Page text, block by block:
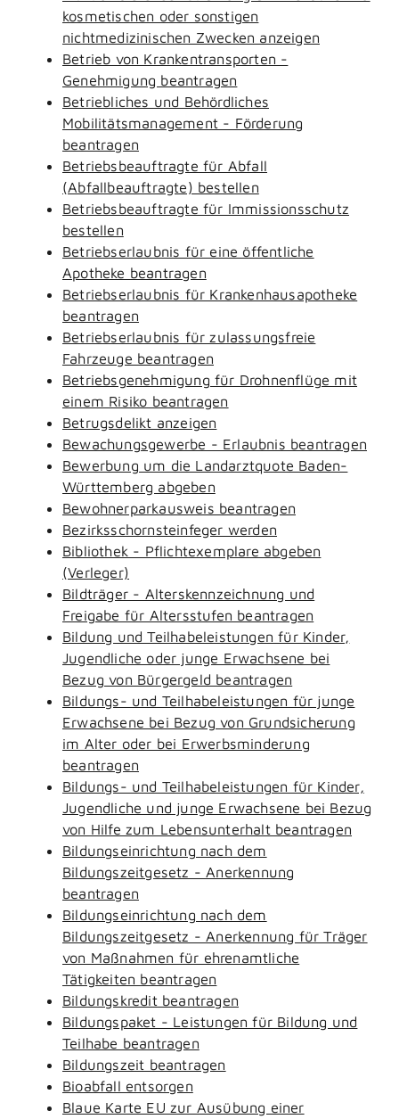
kosmetischen oder sonstigen
nichtmedizinischen Zwecken anzeigen
Betrieb von Krankentransporten -
Genehmigung beantragen
Betriebliches und Behördliches
Mobilitätsmanagement - Förderung
beantragen
Betriebsbeauftragte für Abfall
(Abfallbeauftragte) bestellen
Betriebsbeauftragte für Immissionsschutz
bestellen
Betriebserlaubnis für eine öffentliche
Apotheke beantragen
Betriebserlaubnis für Krankenhausapotheke
beantragen
Betriebserlaubnis für zulassungsfreie
Fahrzeuge beantragen
Betriebsgenehmigung für Drohnenflüge mit
einem Risiko beantragen
Betrugsdelikt anzeigen
Bewachungsgewerbe - Erlaubnis beantragen
Bewerbung um die Landarztquote Baden-
Württemberg abgeben
Bewohnerparkausweis beantragen
Bezirksschornsteinfeger werden
Bibliothek - Pflichtexemplare abgeben
(Verleger)
Bildträger - Alterskennzeichnung und
Freigabe für Altersstufen beantragen
Bildung und Teilhabeleistungen für Kinder,
Jugendliche oder junge Erwachsene bei
Bezug von Bürgergeld beantragen
Bildungs- und Teilhabeleistungen für junge
Erwachsene bei Bezug von Grundsicherung
im Alter oder bei Erwerbsminderung
beantragen
Bildungs- und Teilhabeleistungen für Kinder,
Jugendliche und junge Erwachsene bei Bezug
von Hilfe zum Lebensunterhalt beantragen
Bildungseinrichtung nach dem
Bildungszeitgesetz - Anerkennung
beantragen
Bildungseinrichtung nach dem
Bildungszeitgesetz - Anerkennung für Träger
von Maßnahmen für ehrenamtliche
Tätigkeiten beantragen
Bildungskredit beantragen
Bildungspaket - Leistungen für Bildung und
Teilhabe beantragen
Bildungszeit beantragen
Bioabfall entsorgen
Blaue Karte EU zur Ausübung einer